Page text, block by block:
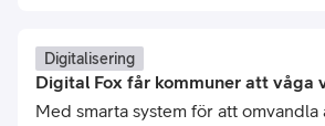
spridning i val av utrustning och
skapade utmaningar kring
omsättning av äldre
Digitalisering
Digital Fox får kommuner att våga
Med smarta system för att omvandla